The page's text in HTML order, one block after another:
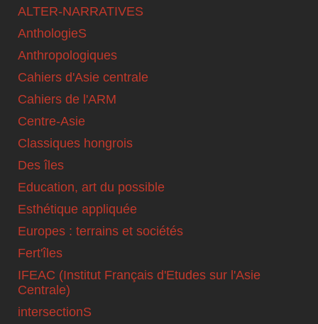
ALTER-NARRATIVES
AnthologieS
Anthropologiques
Cahiers d'Asie centrale
Cahiers de l'ARM
Centre-Asie
Classiques hongrois
Des îles
Education, art du possible
Esthétique appliquée
Europes : terrains et sociétés
Fert'îles
IFEAC (Institut Français d'Etudes sur l'Asie
Centrale)
intersectionS